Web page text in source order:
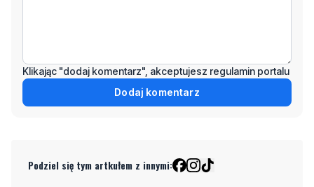
Klikając "dodaj komentarz", akceptujesz regulamin portalu
Dodaj komentarz
Podziel się tym artkułem z innymi: